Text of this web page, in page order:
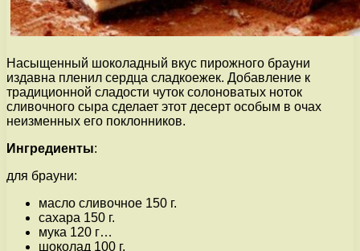
Насыщенный шоколадный вкус пирожного брауни
издавна пленил сердца сладкоежек. Добавление к
традиционной сладости чуток солоноватых ноток
сливочного сыра сделает этот десерт особым в очах
неизменных его поклонников.
Ингредиенты:
для брауни:
масло сливочное 150 г.
сахара 150 г.
мука 120 г…
шоколад 100 г.